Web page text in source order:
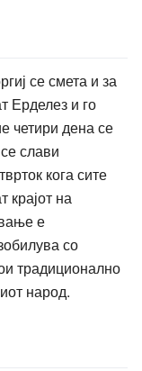
се смета и за
Ерделез и го
четири дена се
слави
кога сите
крајот на
е
со
традиционално
народ.